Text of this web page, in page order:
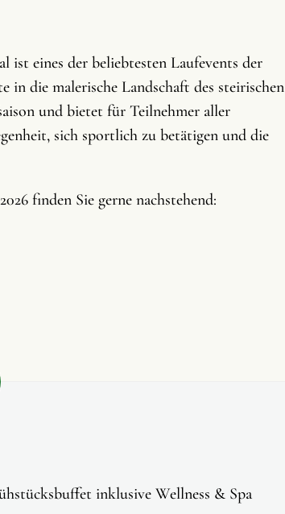
eines der beliebtesten Laufevents der
in die malerische Landschaft des steirischen
und bietet für Teilnehmer aller
sich sportlich zu betätigen und die
finden Sie gerne nachstehend:
inklusive Wellness & Spa